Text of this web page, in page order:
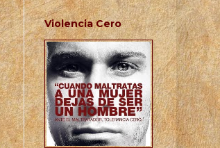
Violencia Cero